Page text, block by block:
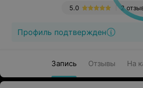
2
5.0
Профиль подтвержден
Запись Отзывы На